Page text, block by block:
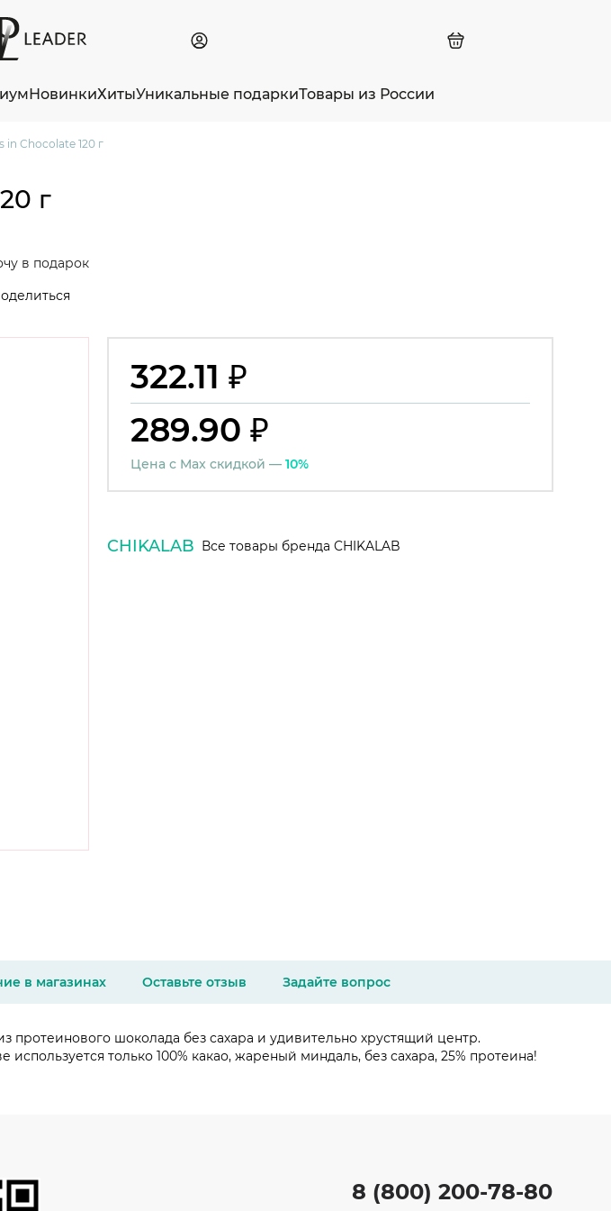
НовинкиХитыУникальные подаркиТовары из России
Chocolate 120 г
г
в подарок
322.11 ₽
289.90 ₽
Цена с Max скидкой — 10%
CHIKALAB Все товары бренда CHIKALAB
в магазинах Оставьте отзыв Задайте вопрос
шоколада без сахара и удивительно хрустящий центр.
только 100% какао, жареный миндаль, без сахара, 25% протеина!
8 (800) 200-78-80